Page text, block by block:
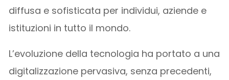
diffusa e sofisticata per individui, aziende e
istituzioni in tutto il mondo.
L’evoluzione della tecnologia ha portato a una
digitalizzazione pervasiva, senza precedenti,